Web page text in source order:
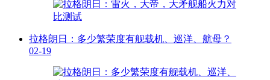
拉格朗日：多少繁荣度有舰载机、巡洋、航母？
02-19